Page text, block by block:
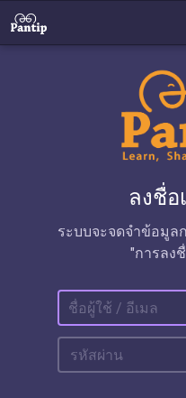
ลงชื่อ
ระบบจะจดจำข้อมูล
"การลง